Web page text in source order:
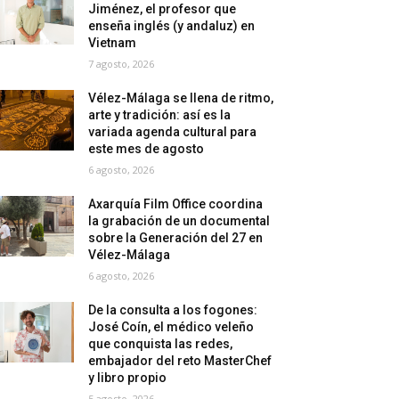
Jiménez, el profesor que
enseña inglés (y andaluz) en
Vietnam
7 agosto, 2026
Vélez-Málaga se llena de ritmo,
arte y tradición: así es la
variada agenda cultural para
este mes de agosto
6 agosto, 2026
Axarquía Film Office coordina
la grabación de un documental
sobre la Generación del 27 en
Vélez-Málaga
6 agosto, 2026
De la consulta a los fogones:
José Coín, el médico veleño
que conquista las redes,
embajador del reto MasterChef
y libro propio